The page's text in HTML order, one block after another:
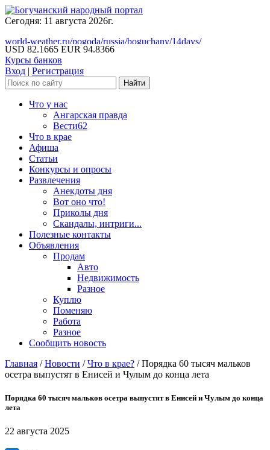
Сегодня: 11 августа 2026г.
world-weather.ru/pogoda/russia/boguchany/14days/
USD 82.1665 EUR 94.8366
Курсы банков
Вход | Регистрация
Что у нас
Ангарская правда
Вести62
Что в крае
Афиша
Статьи
Конкурсы и опросы
Развлечения
Анекдоты дня
Вот оно что!
Приколы дня
Скандалы, интриги...
Полезные контакты
Объявления
Продам
Авто
Недвижимость
Разное
Куплю
Поменяю
Работа
Разное
Сообщить новость
Главная /Новости /Что в крае? /Порядка 60 тысяч мальков
осетра выпустят в Енисей и Чулым до конца лета
Порядка 60 тысяч мальков осетра выпустят в Енисей и Чулым до конца
лета
22 августа 2025